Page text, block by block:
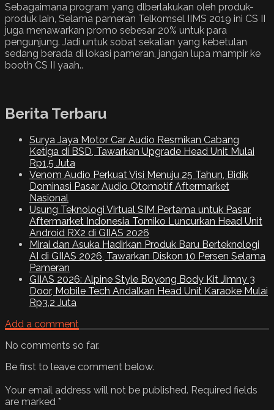
Sebagaimana program yang dlberlakukan oleh produk-
produk lain, Selama pameran Telkomsel IIMS 2019 ini CS II
juga menawarkan promo sebesar 20% untuk para
pengunjung. Jadi untuk sobat sekalian yang kebetulan
sedang berada di lokasi pameran, jangan lupa mampir ke
booth CS II yaah..
Berita Terbaru
Surya Jaya Motor Car Audio Resmikan Cabang
Ketiga di BSD, Tawarkan Upgrade Head Unit Mulai
Rp1,5 Juta
Venom Audio Perkuat Visi Menuju 25 Tahun, Bidik
Dominasi Pasar Audio Otomotif Aftermarket
Nasional
Usung Teknologi Virtual SIM Pertama untuk Pasar
Aftermarket Indonesia Tomiko Luncurkan Head Unit
Android RX2 di GIIAS 2026
Mirai dan Asuka Hadirkan Produk Baru Berteknologi
AI di GIIAS 2026, Tawarkan Diskon 10 Persen Selama
Pameran
GIIAS 2026: Alpine Style Boyong Body Kit Jimny 3
Door, Mobile Tech Andalkan Head Unit Karaoke Mulai
Rp3,2 Juta
Add a comment
No comments so far.
Be first to leave comment below.
Your email address will not be published. Required fields
are marked *